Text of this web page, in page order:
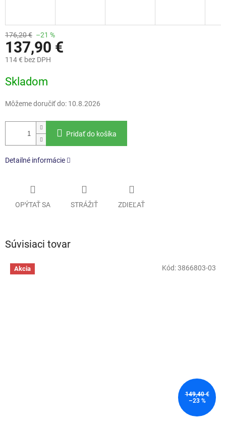
176,20 € –21 %
137,90 €
114 € bez DPH
cena:
Skladom
Môžeme doručiť do: 10.8.2026
Pridať do košíka
Detailné informácie
OPÝTAŤ SA STRÁŽIŤ ZDIEĽAŤ
Súvisiaci tovar
Akcia
149,40 €
–23 %
Kód:3866803-03